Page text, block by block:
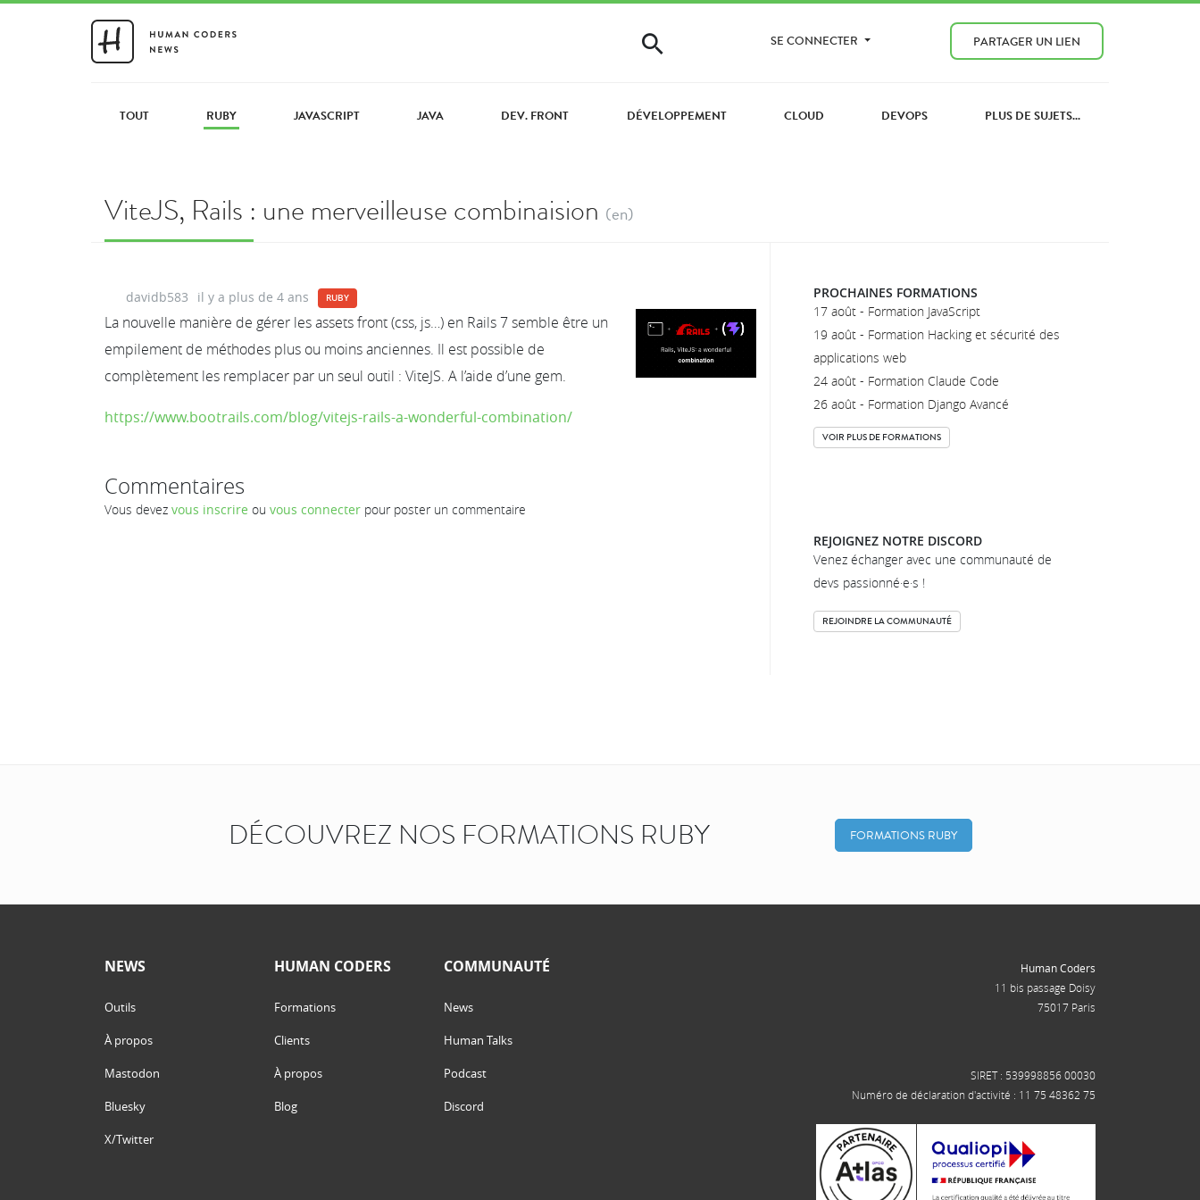
SE CONNECTER PARTAGER UN LIEN
TOUT RUBY JAVASCRIPT JAVA DEV. FRONT DÉVELOPPEMENT CLOUD DEVOPS PLUS DE SUJETS...
ViteJS, Rails : une merveilleuse combinaision (en)
davidb583 il y a plus de 4 ans RUBY
La nouvelle manière de gérer les assets front (css, js…) en Rails 7 semble être un
empilement de méthodes plus ou moins anciennes. Il est possible de
complètement les remplacer par un seul outil : ViteJS. A l’aide d’une gem.
https://www.bootrails.com/blog/vitejs-rails-a-wonderful-combination/
Commentaires
Vous devez vous inscrire ou vous connecter pour poster un commentaire
PROCHAINES FORMATIONS
17 août - Formation JavaScript
19 août - Formation Hacking et sécurité des
applications web
24 août - Formation Claude Code
26 août - Formation Django Avancé
VOIR PLUS DE FORMATIONS
REJOIGNEZ NOTRE DISCORD
Venez échanger avec une communauté de
devs passionné·e·s !
REJOINDRE LA COMMUNAUTÉ
DÉCOUVREZ NOS FORMATIONS RUBY FORMATIONS RUBY
NEWS
Outils
À propos
Mastodon
Bluesky
X/Twitter
HUMAN CODERS
Formations
Clients
À propos
Blog
COMMUNAUTÉ
News
Human Talks
Podcast
Discord
Human Coders
11 bis passage Doisy
75017 Paris
SIRET : 539998856 00030
Numéro de déclaration d'activité : 11 75 48362 75